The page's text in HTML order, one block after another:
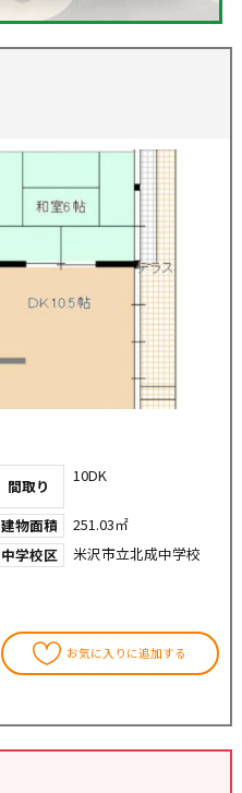
間取り
10DK
建物面積
251.03㎡
中学校区
米沢市立北成中学校
お気に入りに追加する